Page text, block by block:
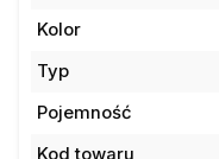
Kolor
Typ
Pojemność
Kod towaru